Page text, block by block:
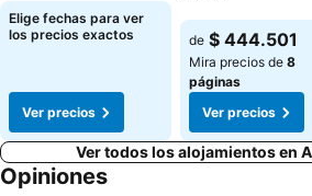
Ver precios
Elige fechas para ver
los precios exactos
Ver precios
Ver precios
de $ 444.501
Mira precios de 8
páginas
Ver precios
Ver todos los alojamientos en
Opiniones